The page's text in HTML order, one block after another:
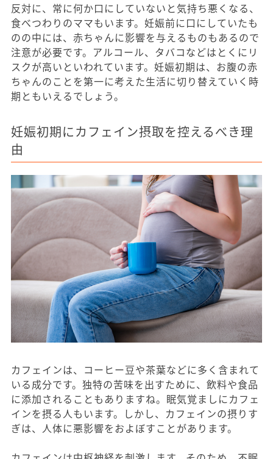
反対に、常に何か口にしていないと気持ち悪くなる、
食べつわりのママもいます。妊娠前に口にしていたも
のの中には、赤ちゃんに影響を与えるものもあるので
注意が必要です。アルコール、タバコなどはとくにリ
スクが高いといわれています。妊娠初期は、お腹の赤
ちゃんのことを第一に考えた生活に切り替えていく時
期ともいえるでしょう。
妊娠初期にカフェイン摂取を控えるべき理
由
カフェインは、コーヒー豆や茶葉などに多く含まれて
いる成分です。独特の苦味を出すために、飲料や食品
に添加されることもありますね。眠気覚ましにカフェ
インを摂る人もいます。しかし、カフェインの摂りす
ぎは、人体に悪影響をおよぼすことがあります。